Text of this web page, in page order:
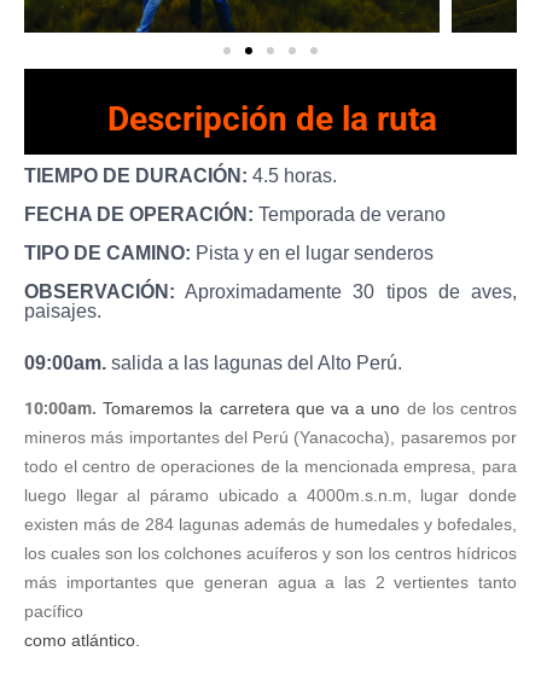
Descripción de la ruta
TIEMPO DE DURACIÓN: 4.5 horas.
FECHA DE OPERACIÓN: Temporada de verano
TIPO DE CAMINO: Pista y en el lugar senderos
OBSERVACIÓN: Aproximadamente 30 tipos de aves,
paisajes.
09:00am. salida a las lagunas del Alto Perú.
10:00am. Tomaremos la carretera que va a uno de los centros
mineros más importantes del Perú (Yanacocha), pasaremos por
todo el centro de operaciones de la mencionada empresa, para
luego llegar al páramo ubicado a 4000m.s.n.m, lugar donde
existen más de 284 lagunas además de humedales y bofedales,
los cuales son los colchones acuíferos y son los centros hídricos
más importantes que generan agua a las 2 vertientes tanto
pacífico
como atlántico.